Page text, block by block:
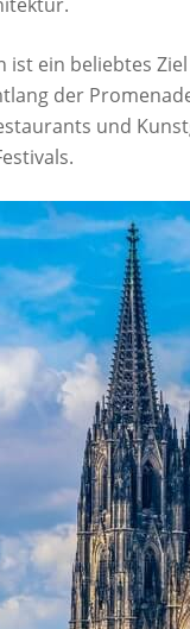
ist ein beliebtes
der
und